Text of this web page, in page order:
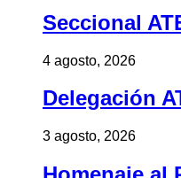
Seccional
4 agosto, 2026
Delegación
3 agosto, 2026